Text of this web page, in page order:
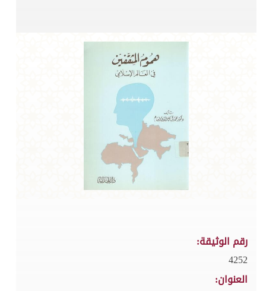
رقم الوثيقة:
4252
العنوان: